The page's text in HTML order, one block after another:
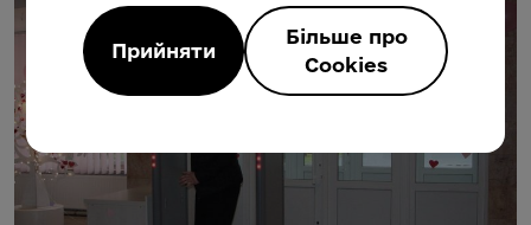
Прийняти
Більше про
Cookies